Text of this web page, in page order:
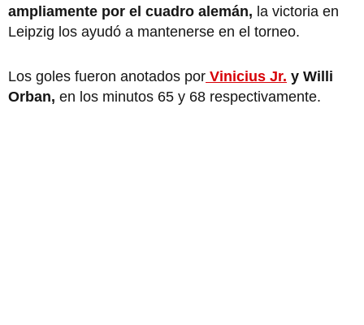
ampliamente por el cuadro alemán, la victoria en
Leipzig los ayudó a mantenerse en el torneo.
Los goles fueron anotados por Vinicius Jr. y Willi
Orban, en los minutos 65 y 68 respectivamente.